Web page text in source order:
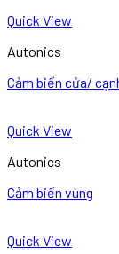
Quick View
Autonics
Cảm biến cửa/
Quick View
Autonics
Cảm biến vùng
Quick View